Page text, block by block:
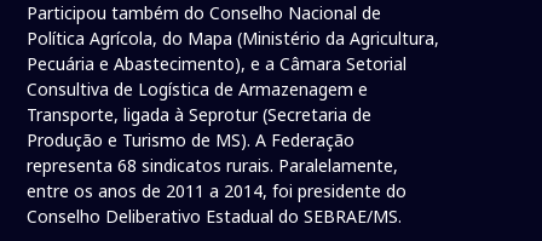
Participou também do Conselho Nacional de
Política Agrícola, do Mapa (Ministério da Agricultura,
Pecuária e Abastecimento), e a Câmara Setorial
Consultiva de Logística de Armazenagem e
Transporte, ligada à Seprotur (Secretaria de
Produção e Turismo de MS). A Federação
representa 68 sindicatos rurais. Paralelamente,
entre os anos de 2011 a 2014, foi presidente do
Conselho Deliberativo Estadual do SEBRAE/MS.